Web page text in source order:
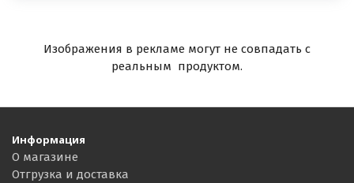
Изображения в рекламе могут не совпадать с
реальным продуктом.
Информация
О магазине
Отгрузка и доставка